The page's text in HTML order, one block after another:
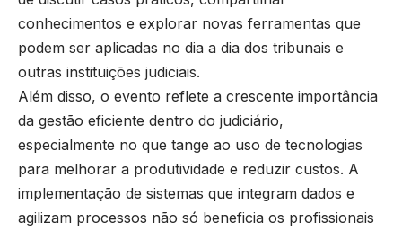
conhecimentos e explorar novas ferramentas que
podem ser aplicadas no dia a dia dos tribunais e
outras instituições judiciais.
Além disso, o evento reflete a crescente importância
da gestão eficiente dentro do judiciário,
especialmente no que tange ao uso de tecnologias
para melhorar a produtividade e reduzir custos. A
implementação de sistemas que integram dados e
agilizam processos não só beneficia os profissionais